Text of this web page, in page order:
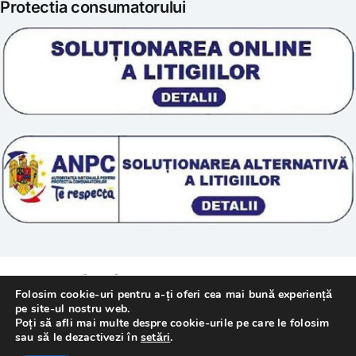
Scoala „Sanatate 5D”
Tratamente naturale
Prelucrarea datelor
Termeni si conditii
Politica cookie
Protectia consumatorului
© 2011 – [year] Fundatia Simile. Toate drepturile
rezervate.
Realizat cu de
Folosim cookie-uri pentru a-ți oferi cea mai bună experiență
pe site-ul nostru web.
Poți să afli mai multe despre cookie-urile pe care le folosim
sau să le dezactivezi în setări.